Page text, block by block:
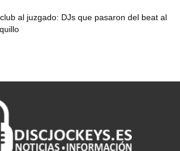
al juzgado: DJs que pasaron del beat al